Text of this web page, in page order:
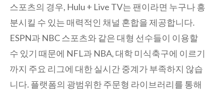
스포츠의 경우, Hulu + Live TV는 팬이라면 누구나 흥
분시킬 수 있는 매력적인 채널 혼합을 제공합니다.
ESPN과 NBC 스포츠와 같은 대형 선수들이 이용할
수 있기 때문에 NFL과 NBA, 대학 미식축구에 이르기
까지 주요 리그에 대한 실시간 중계가 부족하지 않습
니다. 플랫폼의 광범위한 주문형 라이브러리를 통해